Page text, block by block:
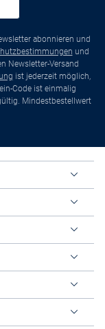
abonnieren und
und
Newsletter-Versand
ist jederzeit möglich,
Code ist einmalig
Mindestbestellwert